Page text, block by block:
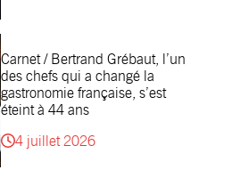
Carnet / Bertrand Grébaut, l’un
des chefs qui a changé la
gastronomie française, s’est
éteint à 44 ans
4 juillet 2026